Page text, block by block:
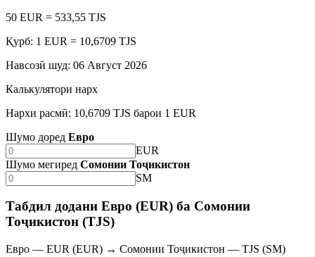
50 EUR = 533,55 TJS
Қурб: 1 EUR = 10,6709 TJS
Навсозӣ шуд: 06 Август 2026
Калькулятори нарх
Нархи расмӣ: 10,6709 TJS барои 1 EUR
Шумо доред Евро
EUR
Шумо мегиред Сомонии Тоҷикистон
SM
Табдил додани Евро (EUR) ба Сомонии
Тоҷикистон (TJS)
Евро — EUR (EUR) → Сомонии Тоҷикистон — TJS (SM)